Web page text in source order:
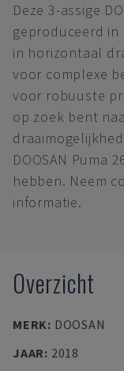
Deze 3-assige
geproduceerd
in horizontaal
voor complexe
voor robuuste
op zoek bent
DOOSAN Puma
hebben. Neem
informatie.
Overzicht
MERK: DOOSAN
JAAR: 2018